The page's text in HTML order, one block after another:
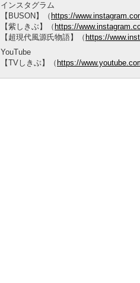
インスタグラム
【BUSON】（ https://
【紫しきぶ】（ https://
【超現代風源氏物語】（ https://
YouTube
【TVしきぶ】（ https://